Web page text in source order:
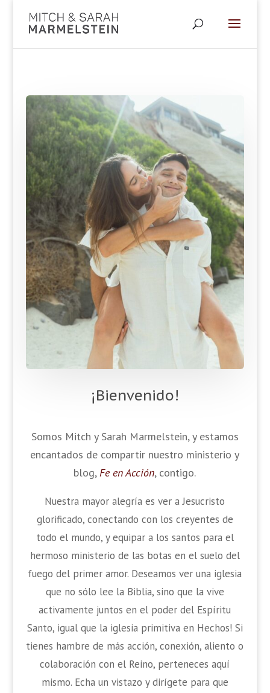
¡Bienvenido!
Somos Mitch y Sarah Marmelstein, y estamos
encantados de compartir nuestro ministerio y
blog, Fe en Acción, contigo.
Nuestra mayor alegría es ver a Jesucristo
glorificado, conectando con los creyentes de
todo el mundo, y equipar a los santos para el
hermoso ministerio de las botas en el suelo del
fuego del primer amor. Deseamos ver una iglesia
que no sólo lee la Biblia, sino que la vive
activamente juntos en el poder del Espíritu
Santo, igual que la iglesia primitiva en Hechos! Si
tienes hambre de más acción, conexión, aliento o
colaboración con el Reino, perteneces aquí
mismo. Echa un vistazo y dirígete para que